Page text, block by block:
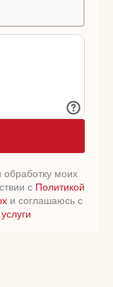
моих
с Политикой
и соглашаюсь с